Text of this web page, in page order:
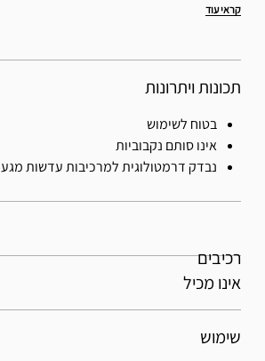
קראי עוד
תכונות ויתרונות
בטוח לשימוש
אינו סותם נקבוביות
נבדק דרמטולוגית למרכיבות עדשות מגע
רכיבים
אינו מכיל
שימוש